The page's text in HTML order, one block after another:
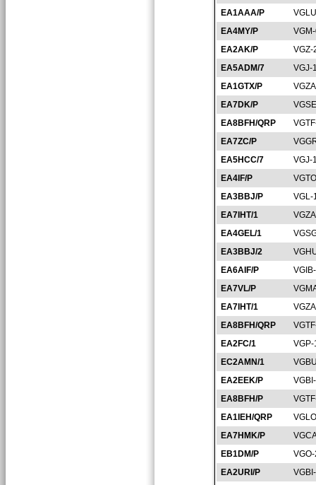
EA1AAA/P
EA4MY/P
EA2AK/P
VGZ-
EA5ADM/7
VGJ-
EA1GTX/P
EA7DK/P
EA8BFH/QRP
EA7ZC/P
EA5HCC/7
VGJ-
EA4IF/P
EA3BBJ/P
VGL-
EA7IHT/1
EA4GEL/1
EA3BBJ/2
EA6AIF/P
EA7VL/P
EA7IHT/1
EA8BFH/QRP
EA2FC/1
VGP-
EC2AMN/1
EA2EEK/P
EA8BFH/P
EA1IEH/QRP
EA7HMK/P
EB1DM/P
EA2URI/P